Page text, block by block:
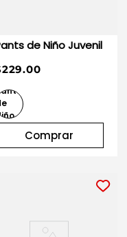
Pants de Niño Juvenil
Comprar